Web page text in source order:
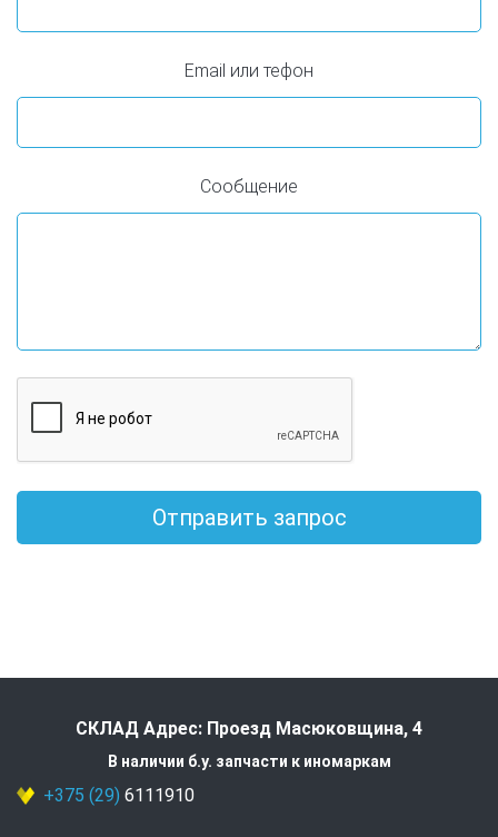
Email или тефон
Сообщение
Отправить запрос
СКЛАД Адрес: Проезд Масюковщина, 4
В наличии б.у. запчасти к иномаркам
+375 (29) 6111910